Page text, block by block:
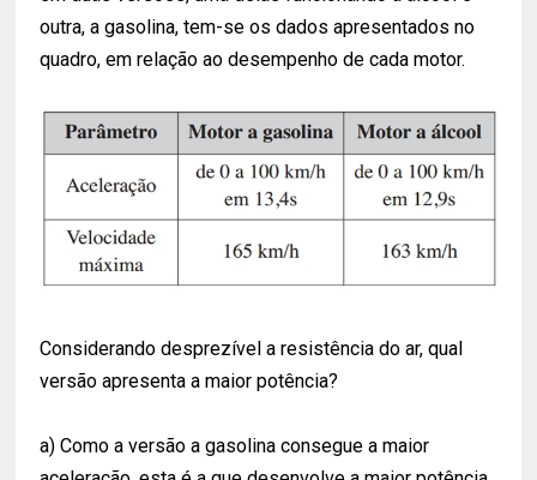
outra, a gasolina, tem-se os dados apresentados no
quadro, em relação ao desempenho de cada motor.
Considerando desprezível a resistência do ar, qual
versão apresenta a maior potência?
a) Como a versão a gasolina consegue a maior